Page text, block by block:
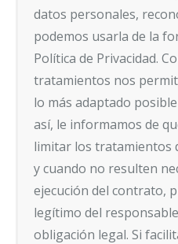
datos personales,
podemos usarla de la
Política de Privacidad.
tratamientos nos
lo más adaptado
así, le informamos de
limitar los tratamientos
y cuando no resulten
ejecución del contrato,
legítimo del
obligación legal. Si